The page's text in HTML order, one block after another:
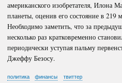
американского изобретателя, Илона
планеты, оценив его состояние в 219
Необходимо заметить, что за
несколько раз кратковременно
периодически уступая пальму
Джеффу Безосу.
политика финансы твиттер